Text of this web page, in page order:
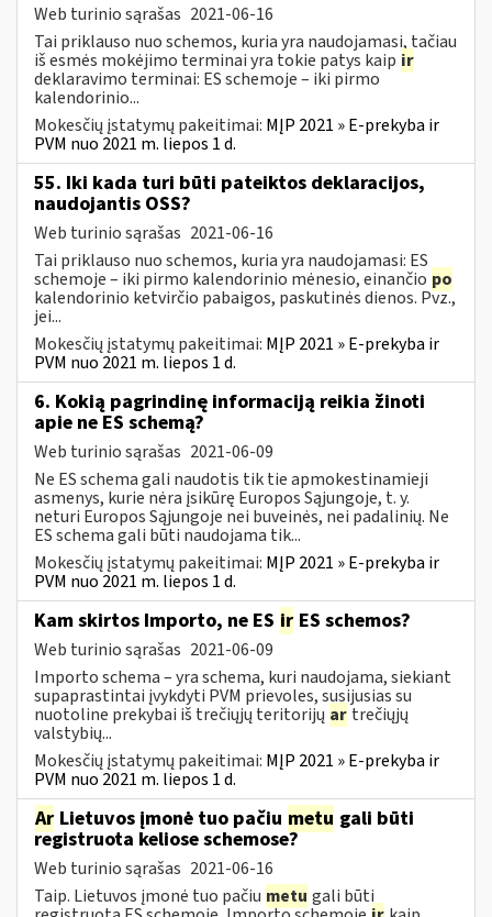
Web turinio sąrašas 2021-06-16
Tai priklauso nuo schemos, kuria yra naudojamasi, tačiau
iš esmės mokėjimo terminai yra tokie patys kaip ir
deklaravimo terminai: ES schemoje – iki pirmo
kalendorinio...
Mokesčių įstatymų pakeitimai: MĮP 2021 » E-prekyba ir
PVM nuo 2021 m. liepos 1 d.
55. Iki kada turi būti pateiktos deklaracijos,
naudojantis OSS?
Web turinio sąrašas 2021-06-16
Tai priklauso nuo schemos, kuria yra naudojamasi: ES
schemoje – iki pirmo kalendorinio mėnesio, einančio po
kalendorinio ketvirčio pabaigos, paskutinės dienos. Pvz.,
jei...
Mokesčių įstatymų pakeitimai: MĮP 2021 » E-prekyba ir
PVM nuo 2021 m. liepos 1 d.
6. Kokią pagrindinę informaciją reikia žinoti
apie ne ES schemą?
Web turinio sąrašas 2021-06-09
Ne ES schema gali naudotis tik tie apmokestinamieji
asmenys, kurie nėra įsikūrę Europos Sąjungoje, t. y.
neturi Europos Sąjungoje nei buveinės, nei padalinių. Ne
ES schema gali būti naudojama tik...
Mokesčių įstatymų pakeitimai: MĮP 2021 » E-prekyba ir
PVM nuo 2021 m. liepos 1 d.
Kam skirtos Importo, ne ES ir ES schemos?
Web turinio sąrašas 2021-06-09
Importo schema – yra schema, kuri naudojama, siekiant
supaprastintai įvykdyti PVM prievoles, susijusias su
nuotoline prekybai iš trečiųjų teritorijų ar trečiųjų
valstybių...
Mokesčių įstatymų pakeitimai: MĮP 2021 » E-prekyba ir
PVM nuo 2021 m. liepos 1 d.
Ar Lietuvos įmonė tuo pačiu metu gali būti
registruota keliose schemose?
Web turinio sąrašas 2021-06-16
Taip. Lietuvos įmonė tuo pačiu metu gali būti